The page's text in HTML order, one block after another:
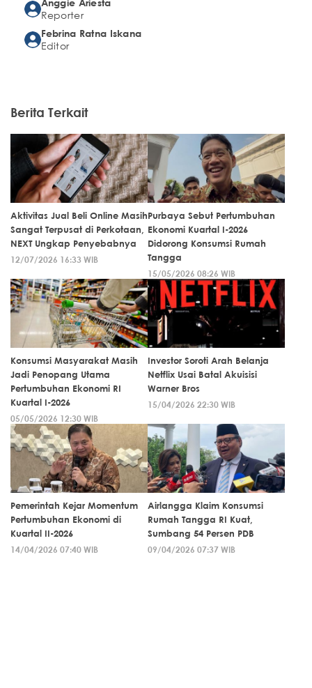
Anggie Ariesta
Reporter
Febrina Ratna Iskana
Editor
Berita Terkait
Aktivitas Jual Beli Online Masih
Sangat Terpusat di Perkotaan,
NEXT Ungkap Penyebabnya
12/07/2026 16:33 WIB
Purbaya Sebut Pertumbuhan
Ekonomi Kuartal I-2026
Didorong Konsumsi Rumah
Tangga
15/05/2026 08:26 WIB
Konsumsi Masyarakat Masih
Jadi Penopang Utama
Pertumbuhan Ekonomi RI
Kuartal I-2026
05/05/2026 12:30 WIB
Investor Soroti Arah Belanja
Netflix Usai Batal Akuisisi
Warner Bros
15/04/2026 22:30 WIB
Pemerintah Kejar Momentum
Pertumbuhan Ekonomi di
Kuartal II-2026
14/04/2026 07:40 WIB
Airlangga Klaim Konsumsi
Rumah Tangga RI Kuat,
Sumbang 54 Persen PDB
09/04/2026 07:37 WIB